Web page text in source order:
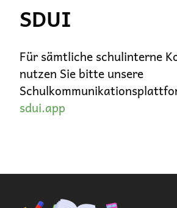
SDUI
Für sämtliche schulinterne
nutzen Sie bitte unsere
sdui.app